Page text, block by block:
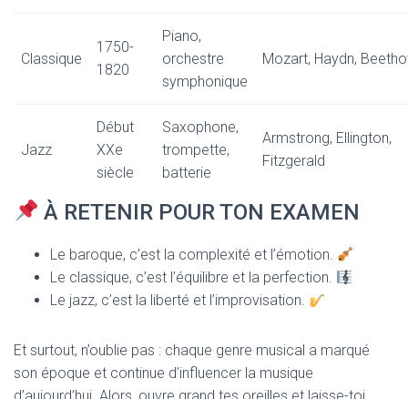
Classique
1750-
1820
Piano,
orchestre
symphonique
Mozart, Haydn,
Jazz
Début
XXe
siècle
Saxophone,
trompette,
batterie
Armstrong, Ellington,
Fitzgerald
À RETENIR POUR TON EXAMEN
Le baroque, c’est la complexité et l’émotion.
Le classique, c’est l’équilibre et la perfection.
Le jazz, c’est la liberté et l’improvisation.
Et surtout, n’oublie pas : chaque genre musical a marqué
son époque et continue d’influencer la musique